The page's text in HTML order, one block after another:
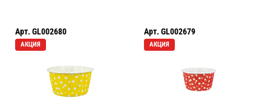
Арт. GL002680
АКЦИЯ
Арт. GL002679
АКЦИЯ